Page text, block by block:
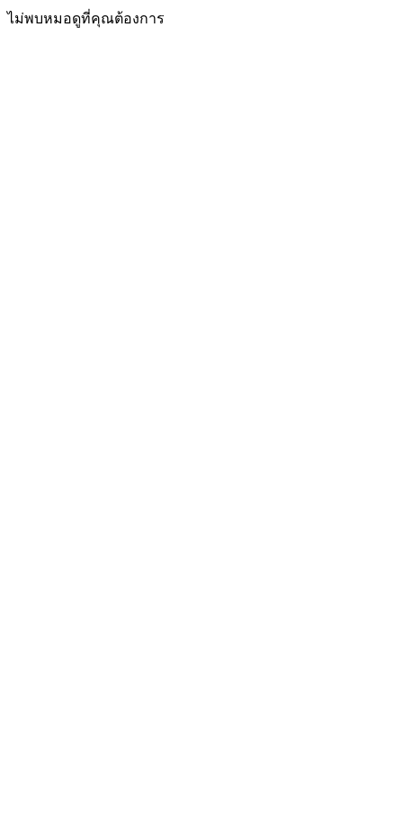
ไม่พบหมอดูที่คุณต้องการ